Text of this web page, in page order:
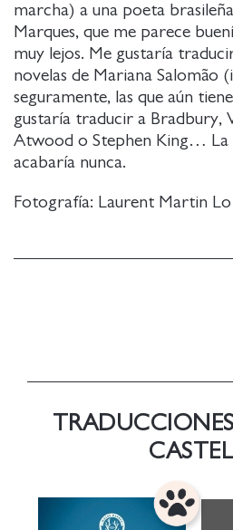
marcha) a una poeta
Marques, que me parece
muy lejos. Me gustaría
novelas de Mariana Salomão
seguramente, las que aún
gustaría traducir a Bradbury,
Atwood o Stephen King… La
acabaría nunca.
Fotografía: Laurent Martin Lo